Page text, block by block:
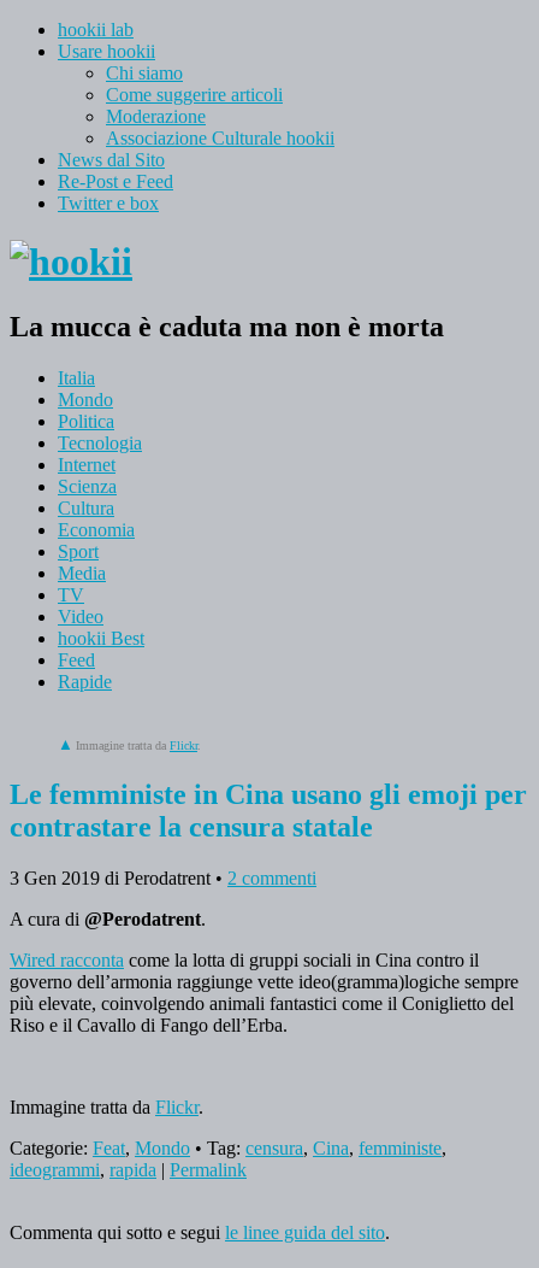
hookii lab
Usare hookii
Chi siamo
Come suggerire articoli
Moderazione
Associazione Culturale hookii
News dal Sito
Re-Post e Feed
Twitter e box
La mucca è caduta ma non è morta
Italia
Mondo
Politica
Tecnologia
Internet
Scienza
Cultura
Economia
Sport
Media
TV
Video
hookii Best
Feed
Rapide
Immagine tratta da Flickr.
Le femministe in Cina usano gli emoji per
contrastare la censura statale
3 Gen 2019 di Perodatrent • 2 commenti
A cura di @Perodatrent.
Wired racconta come la lotta di gruppi sociali in Cina contro il
governo dell’armonia raggiunge vette ideo(gramma)logiche sempre
più elevate, coinvolgendo animali fantastici come il Coniglietto del
Riso e il Cavallo di Fango dell’Erba.
Immagine tratta da Flickr.
Categorie: Feat, Mondo • Tag: censura, Cina, femministe,
ideogrammi, rapida | Permalink
Commenta qui sotto e segui le linee guida del sito.